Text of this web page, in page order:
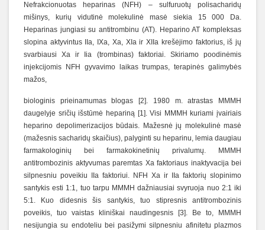
Nefrakcionuotas heparinas (NFH) – sulfuruotų polisacharidų
mišinys, kurių vidutinė molekulinė masė siekia 15 000 Da.
Heparinas jungiasi su antitrombinu (AT). Heparino AT kompleksas
slopina aktyvintus IIa, IXa, Xa, XIa ir XIIa krešėjimo faktorius, iš jų
svarbiausi Xa ir Iia (trombinas) faktoriai. Skiriamo poodinėmis
injekcijomis NFH gyvavimo laikas trumpas, terapinės galimybės
mažos,
biologinis prieinamumas blogas [2]. 1980 m. atrastas MMMH
daugelyje sričių išstūmė hepariną [1]. Visi MMMH kuriami įvairiais
heparino depolimerizacijos būdais. Mažesnė jų molekulinė masė
(mažesnis sacharidų skaičius), palyginti su heparinu, lemia daugiau
farmakologinių bei farmakokinetinių privalumų. MMMH
antitrombozinis aktyvumas paremtas Xa faktoriaus inaktyvacija bei
silpnesniu poveikiu IIa faktoriui. NFH Xa ir IIa faktorių slopinimo
santykis esti 1:1, tuo tarpu MMMH dažniausiai svyruoja nuo 2:1 iki
5:1. Kuo didesnis šis santykis, tuo stipresnis antitrombozinis
poveikis, tuo vaistas kliniškai naudingesnis [3]. Be to, MMMH
nesijungia su endoteliu bei pasižymi silpnesniu afinitetu plazmos